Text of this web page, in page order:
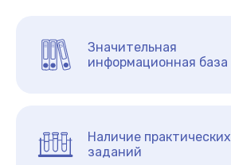
Значительная
информационная база
Наличие практических
заданий